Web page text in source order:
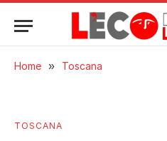
Home » Toscana
TOSCANA